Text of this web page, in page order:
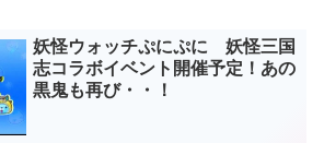
妖怪ウォッチぷにぷに 妖怪三国
志コラボイベント開催予定！あの
黒鬼も再び・・！